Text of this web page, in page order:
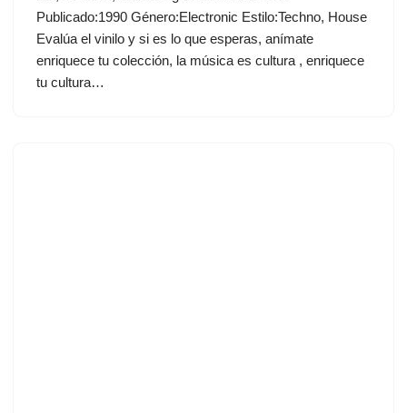
Publicado:1990 Género:Electronic Estilo:Techno, House
Evalúa el vinilo y si es lo que esperas, anímate
enriquece tu colección, la música es cultura , enriquece
tu cultura…